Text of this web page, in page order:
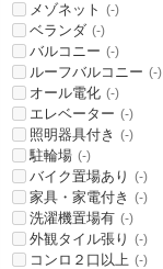
メゾネット (-)
ベランダ (-)
バルコニー (-)
ルーフバルコニー (-)
オール電化 (-)
エレベーター (-)
照明器具付き (-)
駐輪場 (-)
バイク置場あり (-)
家具・家電付き (-)
洗濯機置場有 (-)
外観タイル張り (-)
コンロ２口以上 (-)